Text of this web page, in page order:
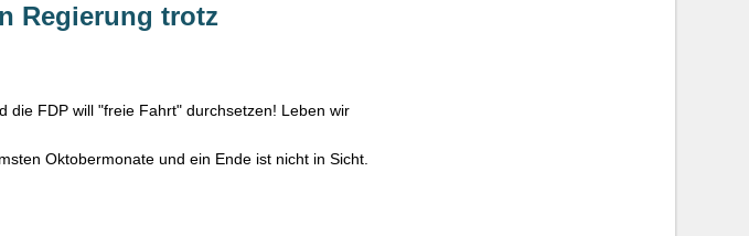
Regierung trotz
die FDP will "freie Fahrt" durchsetzen! Leben wir
Oktobermonate und ein Ende ist nicht in Sicht.